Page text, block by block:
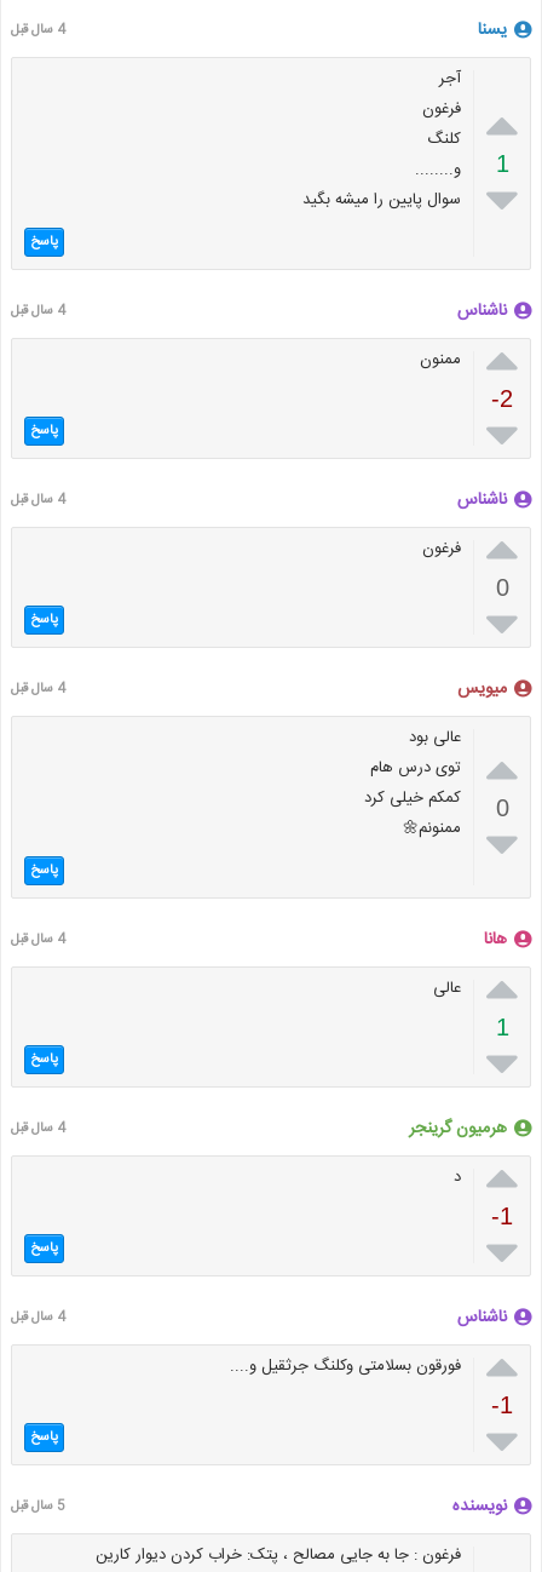
یسنا 4 سال قبل

1

آجر
فرغون
کلنگ
و........
سوال پایین را میشه بگید
پاسخ
ناشناس 4 سال قبل

-2

ممنون
پاسخ
ناشناس 4 سال قبل

0

فرغون
پاسخ
میویس 4 سال قبل

0

عالی بود
توی درس هام
کمکم خیلی کرد
ممنونم🌼
پاسخ
هانا 4 سال قبل

1

عالی
پاسخ
هرمیون گرینجر 4 سال قبل

-1

د
پاسخ
ناشناس 4 سال قبل

-1

فورقون بسلامتی وکلنگ جرثقیل و....
پاسخ
نویسنده 5 سال قبل
فرغون : جا به جایی مصالح ، پتک: خراب کردن دیوار کارین